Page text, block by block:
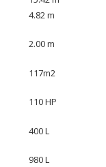
4.82 m
2.00 m
117m2
110 HP
400 L
980 L